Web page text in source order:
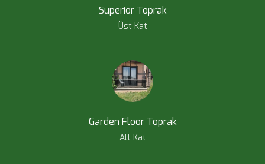
Superior Toprak
Üst Kat
Garden Floor Toprak
Alt Kat